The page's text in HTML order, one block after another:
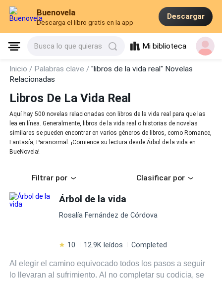
Buenovela
Descarga el libro gratis en la app
Descargar
Busca lo que quieras Mi biblioteca
Inicio / Palabras clave /"libros de la vida real" Novelas
Relacionadas
Libros De La Vida Real
Aquí hay 500 novelas relacionadas con libros de la vida real para que las
lea en línea. Generalmente, libros de la vida real o historias de novelas
similares se pueden encontrar en varios géneros de libros, como Romance,
Fantasía, Paranormal. ¡Comience su lectura desde Árbol de la vida en
BueNovela!
Filtrar por Clasificar por
Árbol de la vida
Rosalía Fernández de Córdova
10 12.9K leídos Completed
Al elegir el camino equivocado todos los pasos a seguir
lo llevaran al sufrimiento. Al no completar su codicia, se